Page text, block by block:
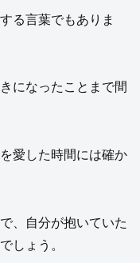
る言葉でもありま
になったことまで間
愛した時間には確か
、自分が抱いていた
しょう。